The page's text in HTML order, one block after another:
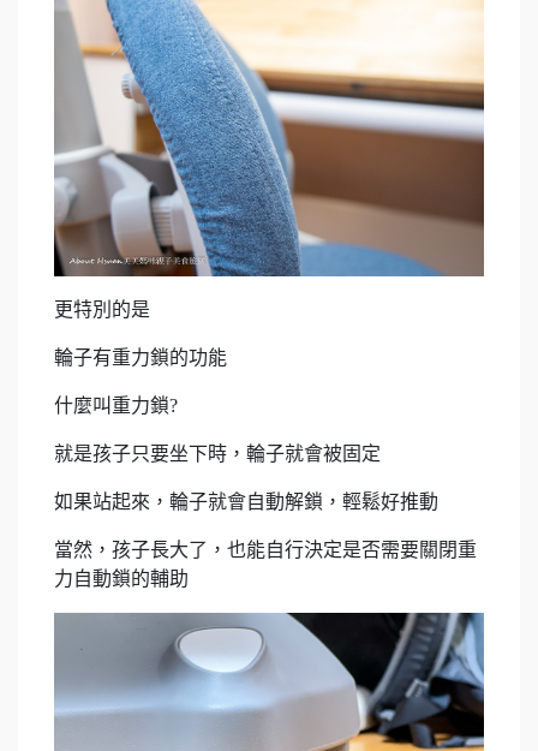
更特別的是
輪子有重力鎖的功能
什麼叫重力鎖?
就是孩子只要坐下時，輪子就會被固定
如果站起來，輪子就會自動解鎖，輕鬆好推動
當然，孩子長大了，也能自行決定是否需要關閉重
力自動鎖的輔助